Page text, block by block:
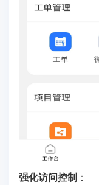
强化访问控制 ：